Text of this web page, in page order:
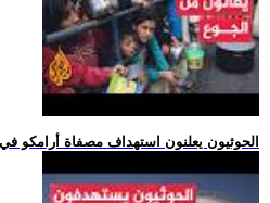
.. الحوثيون يعلنون استهداف مصفاة أرامكو